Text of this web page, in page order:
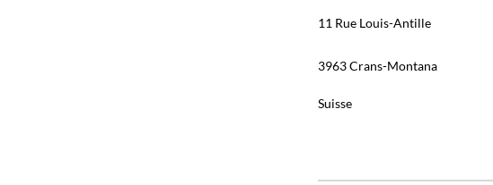
11 Rue Louis-Antille
3963 Crans-Montana
Suisse